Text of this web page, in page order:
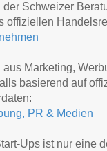
Schweizer
offiziellen
Marketing,
basierend auf
PR & Medien
Ups ist nur eine